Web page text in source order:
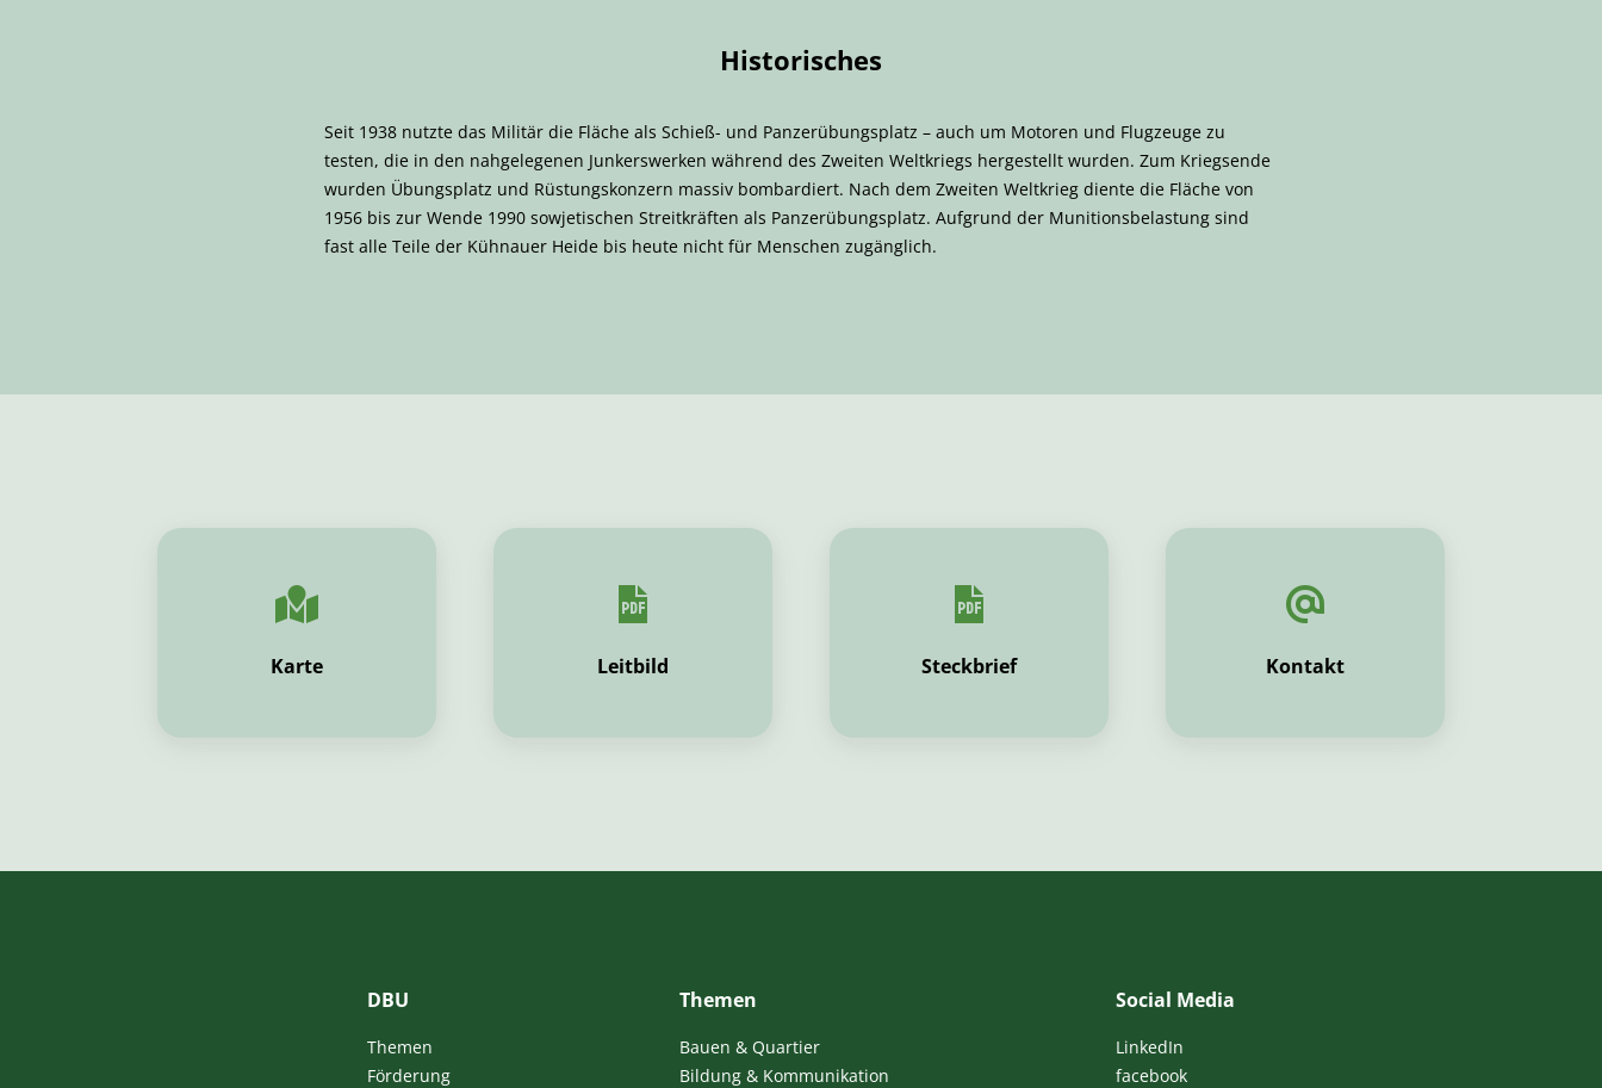
Historisches
Seit 1938 nutzte das Militär die Fläche als Schieß- und Panzerübungsplatz – auch um Motoren und Flugzeuge zu
testen, die in den nahgelegenen Junkerswerken während des Zweiten Weltkriegs hergestellt wurden. Zum Kriegsende
wurden Übungsplatz und Rüstungskonzern massiv bombardiert. Nach dem Zweiten Weltkrieg diente die Fläche von
1956 bis zur Wende 1990 sowjetischen Streitkräften als Panzerübungsplatz. Aufgrund der Munitionsbelastung sind
fast alle Teile der Kühnauer Heide bis heute nicht für Menschen zugänglich.
Karte Leitbild Steckbrief Kontakt
DBU
Themen
Förderung
Themen
Bauen & Quartier
Bildung & Kommunikation
Social Media
LinkedIn
facebook